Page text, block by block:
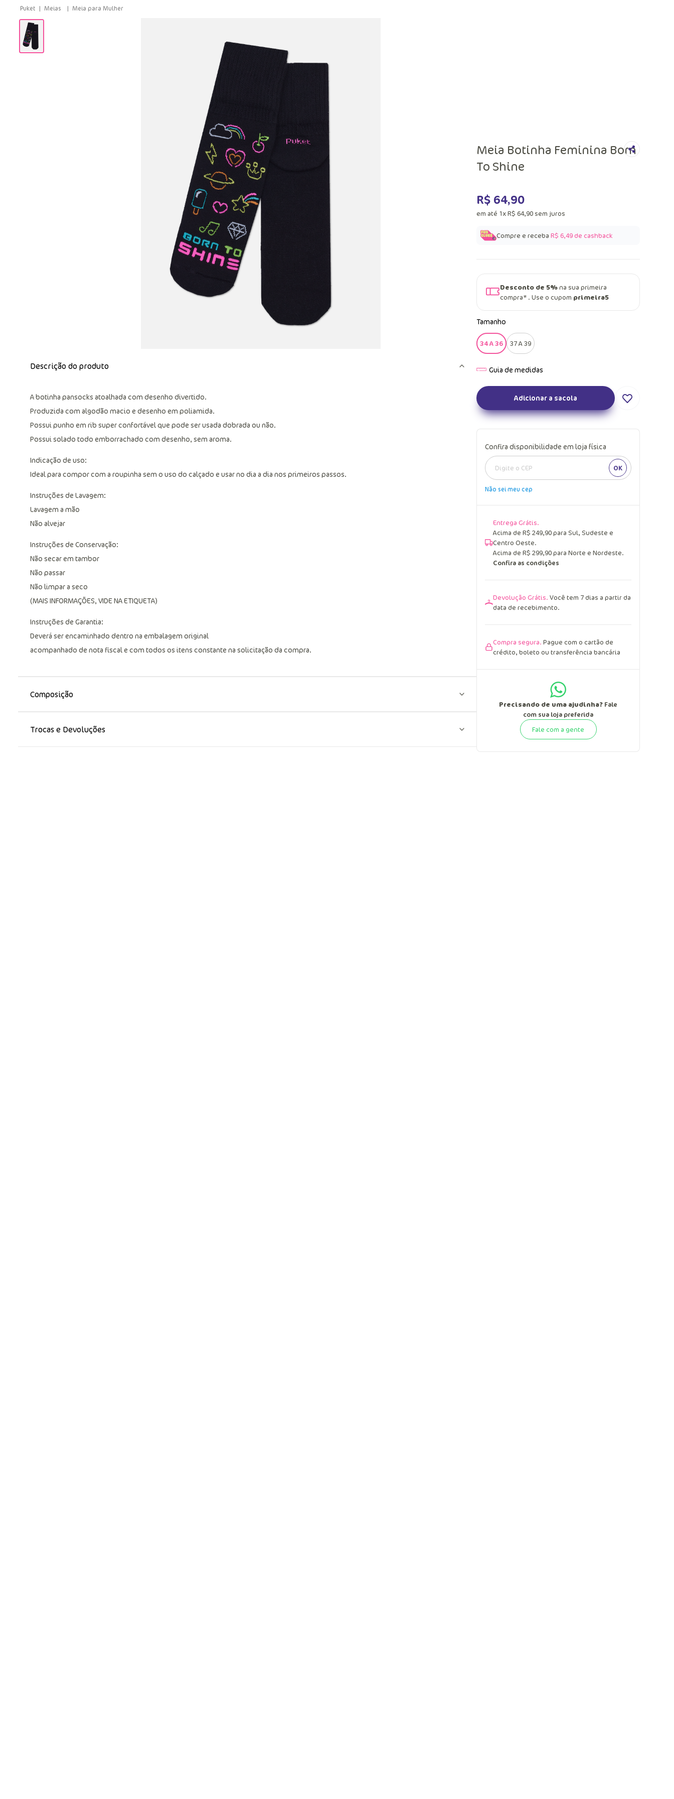
Meias Meia para Mulher
Descrição do produto
A botinha pansocks atoalhada com desenho divertido.
Produzida com algodão macio e desenho em poliamida.
Possui punho em rib super confortável que pode ser usada dobrada ou não.
Possui solado todo emborrachado com desenho, sem aroma.
Indicação de uso:
Ideal para compor com a roupinha sem o uso do calçado e usar no dia a dia nos primeiros passos.
Instruções de Lavagem:
Lavagem a mão
Não alvejar
Instruções de Conservação:
Não secar em tambor
Não passar
Não limpar a seco
(MAIS INFORMAÇÕES, VIDE NA ETIQUETA)
Instruções de Garantia:
Deverá ser encaminhado dentro na embalagem original
acompanhado de nota fiscal e com todos os itens constante na solicitação da compra.
Composição
Trocas e Devoluções
Meia Botinha Feminina Born
To Shine
R$ 64,90
em até 1xR$ 64,90 sem juros
Compre e receba R$ 6,49de cashback
Desconto de 5%na sua primeira
compra* . Use o cupom primeira5
Tamanho
34 A 36 37 A 39
Adicionar a sacola
Confira disponibilidade em loja física
OK
Não sei meu cep
Entrega Grátis.
Acima de R$ 249,90 para Sul, Sudeste e
Centro Oeste.
Acima de R$ 299,90 para Norte e Nordeste.
Confira as condições
Devolução Grátis. Você tem 7 dias a partir da
data de recebimento.
Compra segura. Pague com o cartão de
crédito, boleto ou transferência bancária
Precisando de uma ajudinha? Fale
com sua loja preferida
Fale com a gente